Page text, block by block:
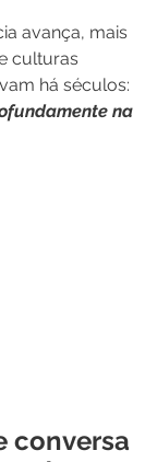
avança, mais
culturas
há séculos:
na
conversa